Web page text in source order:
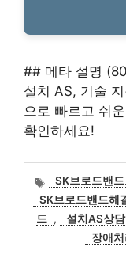
## 메타 설명
설치 AS, 기술
으로 빠르고 쉬
확인하세요!
태
그
SK브로드밴
SK브로드밴드해
드 , 설치AS상담
장애